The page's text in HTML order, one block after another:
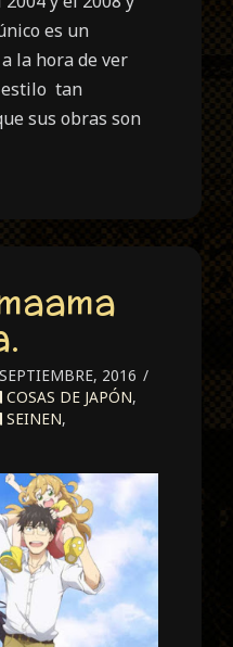
es un
la hora de ver
estilo tan
sus obras son
2016
COSAS DE JAPÓN,
SEINEN,